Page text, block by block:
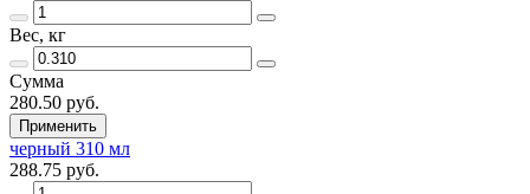
Вес, кг
Сумма
280.50 руб.
Применить
черный 310 мл
288.75 руб.